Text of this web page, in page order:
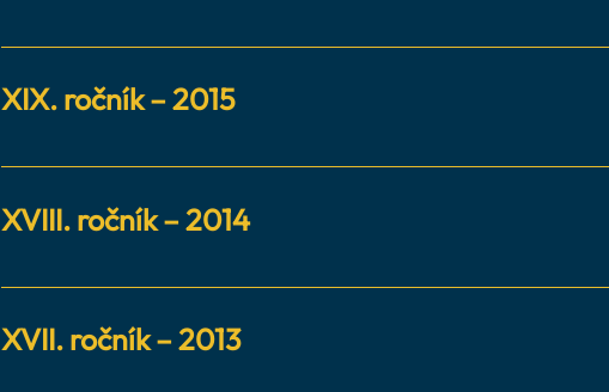
Titul Hotelier roka nebol udelený
XIX. ročník – 2015
Hotelier roka: Ján Svoboda (Hotel Elizabeth Trenčín)
XVIII. ročník – 2014
Hotelier roka: Ing. Katarína Malová (Wellness &amp; Spa
XVII. ročník – 2013